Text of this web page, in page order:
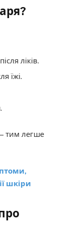
ліків.
їжі.
тим легше
шкіри